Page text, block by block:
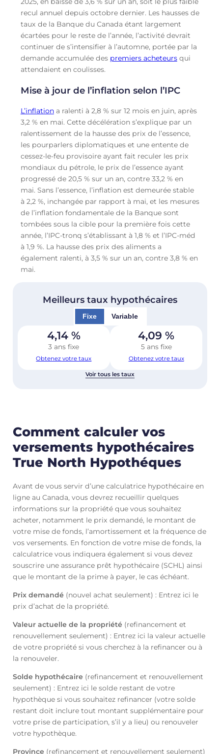
recul annuel depuis octobre dernier. Les hausses de
taux de la Banque du Canada étant largement
écartées pour le reste de l’année, l’activité devrait
continuer de s’intensifier à l’automne, portée par la
demande accumulée des premiers acheteursqui
attendaient en coulisses.
Mise à jour de l’inflation selon l’IPC
L’inflationa ralenti à 2,8 % sur 12 mois en juin, après
3,2 % en mai. Cette décélération s’explique par un
ralentissement de la hausse des prix de l’essence,
les pourparlers diplomatiques et une entente de
cessez-le-feu provisoire ayant fait reculer les prix
mondiaux du pétrole, le prix de l’essence ayant
progressé de 20,5 % sur un an, contre 33,2 % en
mai. Sans l’essence, l’inflation est demeurée stable
à 2,2 %, inchangée par rapport à mai, et les mesures
de l’inflation fondamentale de la Banque sont
tombées sous la cible pour la première fois cette
année, l’IPC-tronq s’établissant à 1,8 % et l’IPC-méd
à 1,9 %. La hausse des prix des aliments a
également ralenti, à 3,5 % sur un an, contre 3,8 % en
mai.
Meilleurs taux hypothécaires
Fixe Variable
4,14 %
3 ans fixe
Obtenez votre taux
4,09 %
5 ans fixe
Obtenez votre taux
Voir tous les taux
Comment calculer vos
versements hypothécaires
True North Hypothéques
Avant de vous servir d’une calculatrice hypothécaire en
ligne au Canada, vous devrez recueillir quelques
informations sur la propriété que vous souhaitez
acheter, notamment le prix demandé, le montant de
votre mise de fonds, l’amortissement et la fréquence de
vos versements. En fonction de votre mise de fonds, la
calculatrice vous indiquera également si vous devez
souscrire une assurance prêt hypothécaire (SCHL) ainsi
que le montant de la prime à payer, le cas échéant.
Prix demandé (nouvel achat seulement) : Entrez ici le
prix d’achat de la propriété.
Valeur actuelle de la propriété (refinancement et
renouvellement seulement) : Entrez ici la valeur actuelle
de votre propriété si vous cherchez à la refinancer ou à
la renouveler.
Solde hypothécaire (refinancement et renouvellement
seulement) : Entrez ici le solde restant de votre
hypothèque si vous souhaitez refinancer (votre solde
restant doit inclure tout montant supplémentaire pour
votre prise de participation, s’il y a lieu) ou renouveler
votre hypothèque.
Province (refinancement et renouvellement seulement)